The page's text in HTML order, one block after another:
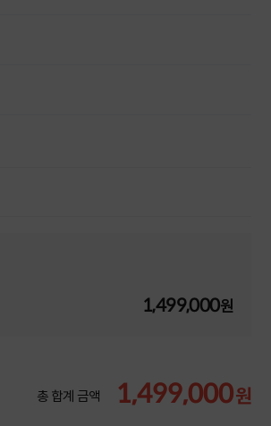
1,499,000원
총 합계 금액 1,499,000원